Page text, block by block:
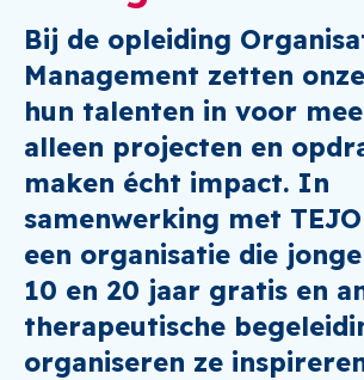
Bij de opleiding O
Management zetten
hun talenten in voor
alleen projecten en
maken écht impact. In
samenwerking met
een organisatie die
10 en 20 jaar gratis en
therapeutische
organiseren ze